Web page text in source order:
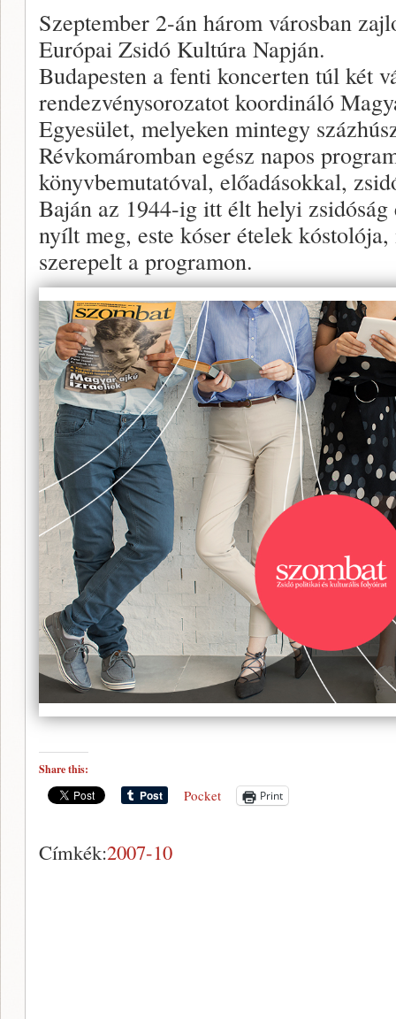
Szeptember 2-án három városban
Európai Zsidó Kultúra Napján.
Budapesten a fenti koncerten túl két
rendezvénysorozatot koordináló
Egyesület, melyeken mintegy
Révkomáromban egész napos
könyvbemutatóval, előadásokkal,
Baján az 1944-ig itt élt helyi
nyílt meg, este kóser ételek
szerepelt a programon.
Share this:
Pocket Print
Címkék:2007-10